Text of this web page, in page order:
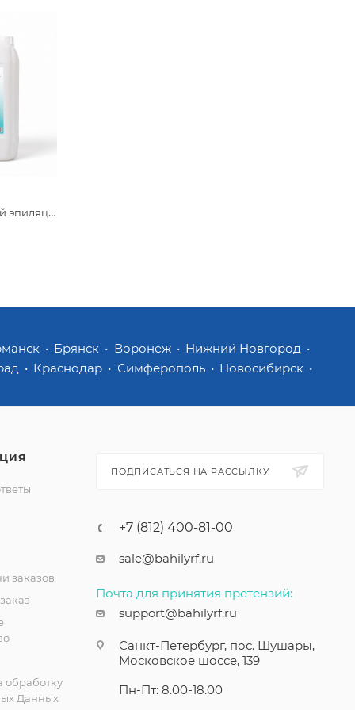
ГП Гель для лазерной эпиляции Beajoy средней вязкости 5 кг
Брянск Воронеж
Нижний Новгород
Краснодар Симферополь
Новосибирск
заказов
обработку
Данных
ПОДПИСАТЬСЯ НА РАССЫЛКУ
+7 (812) 400-81-00
sale@bahilyrf.ru
Почта для принятия претензий:
support@bahilyrf.ru
Санкт-Петербург, пос. Шушары,
Московское шоссе, 139
Пн-Пт: 8.00-18.00